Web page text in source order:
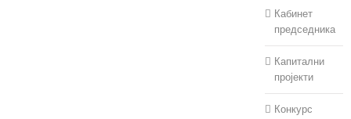
Кабинет
председника
Капитални
пројекти
Конкурс